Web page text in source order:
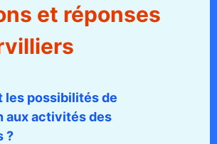
et réponses
les possibilités de
aux activités des
?